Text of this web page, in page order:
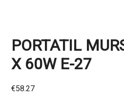
PORTATIL
X 60W E-27
€58.27